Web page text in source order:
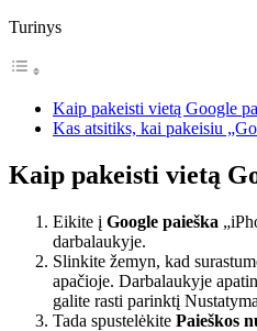
Turinys
Kaip pakeisti vietą Google
Kas atsitiks, kai pakeisiu
Kaip pakeisti vietą
Eikite į Google paieška
darbalaukyje.
Slinkite žemyn, kad
apačioje. Darbalaukyje
galite rasti parinktį
Tada spustelėkite Paieškos